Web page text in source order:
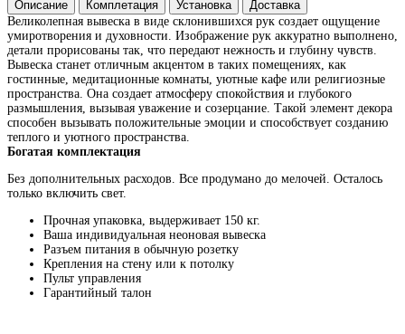
Описание Комплетация Установка
Доставка
Великолепная вывеска в виде склонившихся рук создает ощущение
умиротворения и духовности. Изображение рук аккуратно выполнено,
детали прорисованы так, что передают нежность и глубину чувств.
Вывеска станет отличным акцентом в таких помещениях, как
гостинные, медитационные комнаты, уютные кафе или религиозные
пространства. Она создает атмосферу спокойствия и глубокого
размышления, вызывая уважение и созерцание. Такой элемент декора
способен вызывать положительные эмоции и способствует созданию
теплого и уютного пространства.
Богатая комплектация
Без дополнительных расходов. Все продумано до мелочей. Осталось
только включить свет.
Прочная упаковка, выдерживает 150 кг.
Ваша индивидуальная неоновая вывеска
Разъем питания в обычную розетку
Крепления на стену или к потолку
Пульт управления
Гарантийный талон